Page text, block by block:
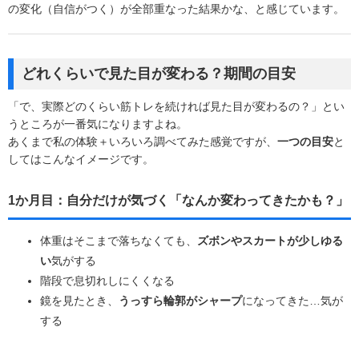
の変化（自信がつく）が全部重なった結果かな、と感じています。
どれくらいで見た目が変わる？期間の目安
「で、実際どのくらい筋トレを続ければ見た目が変わるの？」とい
うところが一番気になりますよね。
あくまで私の体験＋いろいろ調べてみた感覚ですが、 一つの目安と
してはこんなイメージです。
1か月目：自分だけが気づく「なんか変わってきたかも？」
体重はそこまで落ちなくても、
ズボンやスカートが少しゆる
い気がする
階段で息切れしにくくなる
鏡を見たとき、
うっすら輪郭がシャープになってきた…気が
する